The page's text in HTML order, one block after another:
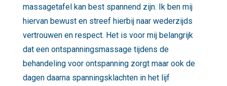
massagetafel kan best spannend zijn. Ik ben mij
hiervan bewust en streef hierbij naar wederzijds
vertrouwen en respect. Het is voor mij belangrijk
dat een ontspanningsmassage tijdens de
behandeling voor ontspanning zorgt maar ook de
dagen daarna spanningsklachten in het lijf